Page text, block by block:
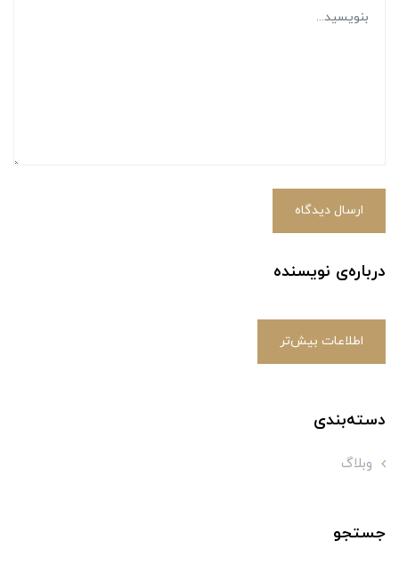
ارسال دیدگاه
درباره‌ی نویسنده
اطلاعات بیش‌تر
دسته‌بندی
وبلاگ
جستجو